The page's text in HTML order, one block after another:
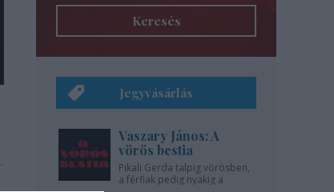
Keresés
Jegyvásárlás
Vaszary János: A
vörös bestia
Pikali Gerda talpig vörösben,
a férfiak pedig nyakig a